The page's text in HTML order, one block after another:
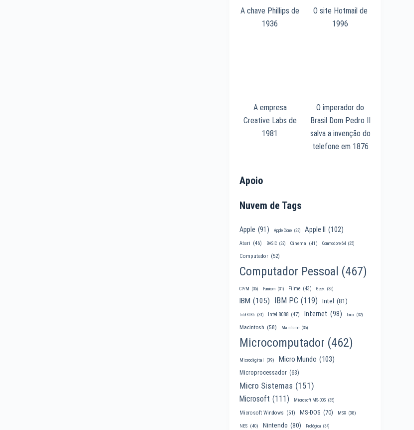
A chave Phillips de
1936
O site Hotmail de
1996
A empresa
Creative Labs de
1981
O imperador do
Brasil Dom Pedro II
salva a invenção do
telefone em 1876
Apoio
Nuvem de Tags
Apple (91) Apple Clone (33) Apple II (102)
Atari (46) BASIC (32) Cinema (41) Commodore 64 (35)
Computador (52)
Computador Pessoal (467)
CP/M (35) Famicom (31) Filme (43) Geek (35)
IBM (105) IBM PC (119) Intel (81)
Intel 8086 (31) Intel 8088 (47) Internet (98) Linux (32)
Macintosh (58) Mainframe (36)
Microcomputador (462)
Microdigital (39) Micro Mundo (103)
Microprocessador (63)
Micro Sistemas (151)
Microsoft (111) Microsoft MS-DOS (35)
Microsoft Windows (51) MS-DOS (70) MSX (38)
NES (40) Nintendo (80) Prológica (34)